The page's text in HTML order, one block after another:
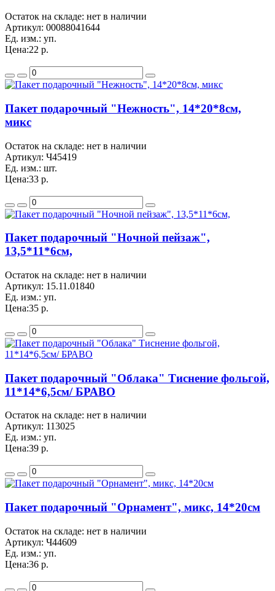
Остаток на складе: нет в наличии
Артикул: 00088041644
Ед. изм.: уп.
Цена:22 р.
Пакет подарочный "Нежность", 14*20*8см,
микс
Остаток на складе: нет в наличии
Артикул: Ч45419
Ед. изм.: шт.
Цена:33 р.
Пакет подарочный "Ночной пейзаж",
13,5*11*6см,
Остаток на складе: нет в наличии
Артикул: 15.11.01840
Ед. изм.: уп.
Цена:35 р.
Пакет подарочный "Облака" Тиснение фольгой,
11*14*6,5см/ БРАВО
Остаток на складе: нет в наличии
Артикул: 113025
Ед. изм.: уп.
Цена:39 р.
Пакет подарочный "Орнамент", микс, 14*20см
Остаток на складе: нет в наличии
Артикул: Ч44609
Ед. изм.: уп.
Цена:36 р.